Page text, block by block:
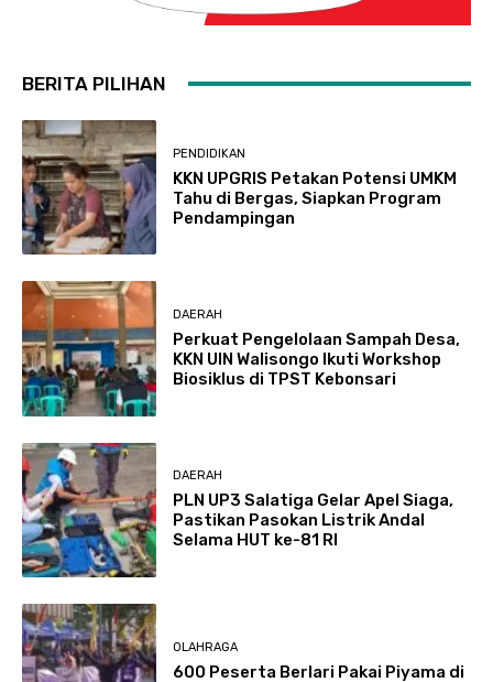
BERITA PILIHAN
PENDIDIKAN
KKN UPGRIS Petakan Potensi UMKM
Tahu di Bergas, Siapkan Program
Pendampingan
DAERAH
Perkuat Pengelolaan Sampah Desa,
KKN UIN Walisongo Ikuti Workshop
Biosiklus di TPST Kebonsari
DAERAH
PLN UP3 Salatiga Gelar Apel Siaga,
Pastikan Pasokan Listrik Andal
Selama HUT ke-81 RI
OLAHRAGA
600 Peserta Berlari Pakai Piyama di